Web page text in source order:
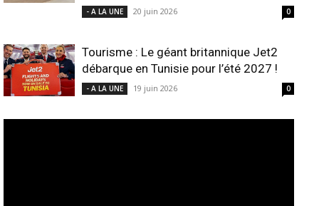
- A LA UNE 20 juin 2026 0
Tourisme : Le géant britannique Jet2
débarque en Tunisie pour l’été 2027 !
- A LA UNE 19 juin 2026 0